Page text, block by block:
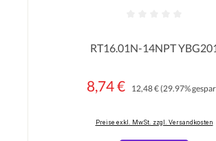
RT16.01N-14NPT
Verkaufspreis:
8,74 € 12,48 €(29.97%
Preise exkl. MwSt. zzgl. Versandkosten